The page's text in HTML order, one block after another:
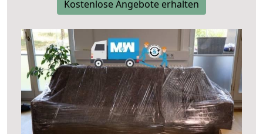
Kostenlose Angebote erhalten